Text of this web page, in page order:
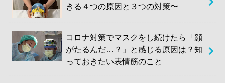
きる４つの原因と３つの対策〜
コロナ対策でマスクをし続けたら「顔
がたるんだ…？」と感じる原因は？知
っておきたい表情筋のこと